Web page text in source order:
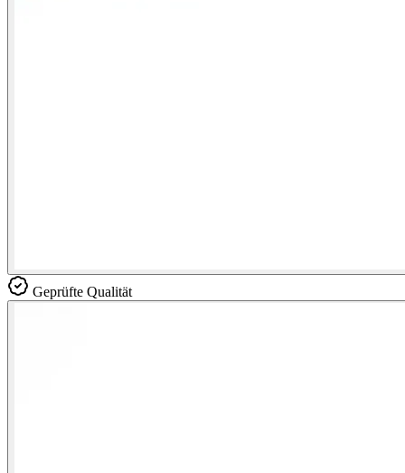
Geprüfte Qualität